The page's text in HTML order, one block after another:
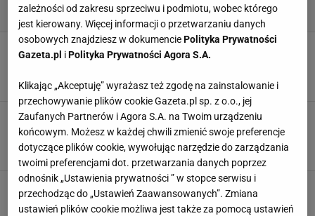
Kuriozalny pomysł PZPN. Rutkowski
powiedział, co o tym myśli
Paweł Matys,19 MAJA 2026, 12:17
Z Poznania płyną sensacyjne doniesienia o
Macieju Skorży!
Hubert Rybkowski,29 MAJA 2024, 14:13
Nie tylko Rumak. Kibice Lecha mają go dość.
"Won nieudaczniku"
zależności od zakresu sprzeciwu i podmiotu, wobec którego
jest kierowany. Więcej informacji o przetwarzaniu danych
osobowych znajdziesz w dokumenciePolityka Prywatności
Gazeta.pl iPolityka Prywatności Agora S.A.
Klikając „Akceptuję” wyrażasz też zgodę na zainstalowanie i
przechowywanie plików cookie Gazeta.pl sp. z o.o., jej
Zaufanych Partnerów i Agora S.A. na Twoim urządzeniu
końcowym. Możesz w każdej chwili zmienić swoje preferencje
dotyczące plików cookie, wywołując narzędzie do zarządzania
twoimi preferencjami dot. przetwarzania danych poprzez
odnośnik „Ustawienia prywatności ” w stopce serwisu i
przechodząc do „Ustawień Zaawansowanych”. Zmiana
ustawień plików cookie możliwa jest także za pomocą ustawień